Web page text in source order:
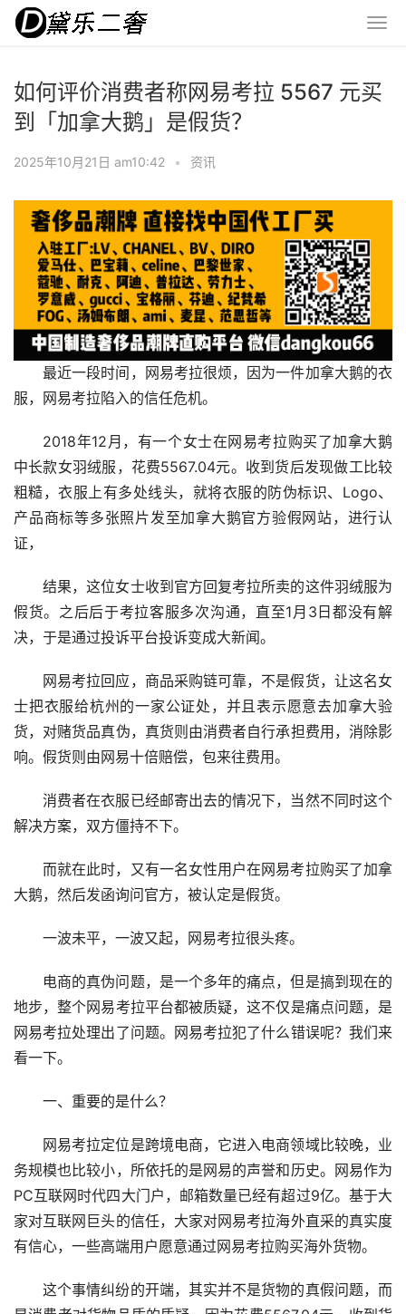
如何评价消费者称网易考拉 5567 元买
到「加拿大鹅」是假货？
2025年10月21日 am10:42 • 资讯
最近一段时间，网易考拉很烦，因为一件加拿大鹅的衣
服，网易考拉陷入的信任危机。
2018年12月，有一个女士在网易考拉购买了加拿大鹅
中长款女羽绒服，花费5567.04元。收到货后发现做工比较
粗糙，衣服上有多处线头，就将衣服的防伪标识、Logo、
产品商标等多张照片发至加拿大鹅官方验假网站，进行认
证，
结果，这位女士收到官方回复考拉所卖的这件羽绒服为
假货。之后后于考拉客服多次沟通，直至1月3日都没有解
决，于是通过投诉平台投诉变成大新闻。
网易考拉回应，商品采购链可靠，不是假货，让这名女
士把衣服给杭州的一家公证处，并且表示愿意去加拿大验
货，对赌货品真伪，真货则由消费者自行承担费用，消除影
响。假货则由网易十倍赔偿，包来往费用。
消费者在衣服已经邮寄出去的情况下，当然不同时这个
解决方案，双方僵持不下。
而就在此时，又有一名女性用户在网易考拉购买了加拿
大鹅，然后发函询问官方，被认定是假货。
一波未平，一波又起，网易考拉很头疼。
电商的真伪问题，是一个多年的痛点，但是搞到现在的
地步，整个网易考拉平台都被质疑，这不仅是痛点问题，是
网易考拉处理出了问题。网易考拉犯了什么错误呢？我们来
看一下。
一、重要的是什么？
网易考拉定位是跨境电商，它进入电商领域比较晚，业
务规模也比较小，所依托的是网易的声誉和历史。网易作为
PC互联网时代四大门户，邮箱数量已经有超过9亿。基于大
家对互联网巨头的信任，大家对网易考拉海外直采的真实度
有信心，一些高端用户愿意通过网易考拉购买海外货物。
这个事情纠纷的开端，其实并不是货物的真假问题，而